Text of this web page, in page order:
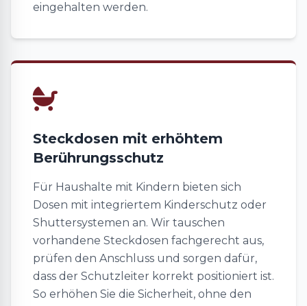
eingehalten werden.
Steckdosen mit erhöhtem
Berührungsschutz
Für Haushalte mit Kindern bieten sich
Dosen mit integriertem Kinderschutz oder
Shuttersystemen an. Wir tauschen
vorhandene Steckdosen fachgerecht aus,
prüfen den Anschluss und sorgen dafür,
dass der Schutzleiter korrekt positioniert ist.
So erhöhen Sie die Sicherheit, ohne den